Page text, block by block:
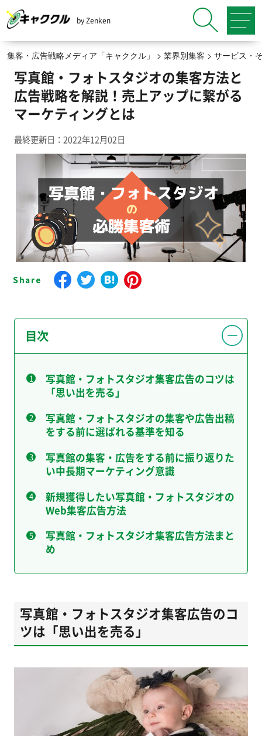
by Zenken
集客・広告戦略メディア「キャククル」 > 業界別集客 > サービス・
写真館・フォトスタジオの集客方法と
広告戦略を解説！売上アップに繋がる
マーケティングとは
最終更新日：2022年12月02日
目次
写真館・フォトスタジオ集客広告のコツは
「思い出を売る」
写真館・フォトスタジオの集客や広告出稿
をする前に選ばれる基準を知る
写真館の集客・広告をする前に振り返りた
い中長期マーケティング意識
新規獲得したい写真館・フォトスタジオの
Web集客広告方法
写真館・フォトスタジオ集客広告方法まと
め
写真館・フォトスタジオ集客広告のコ
ツは「思い出を売る」